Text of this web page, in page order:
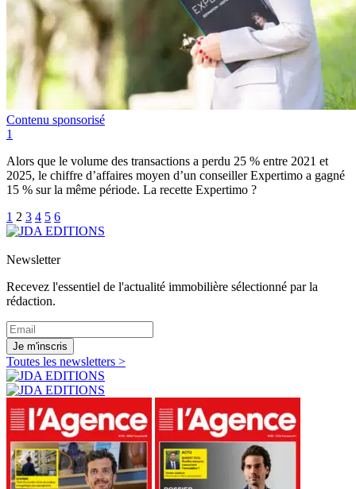
Contenu sponsorisé
1
Alors que le volume des transactions a perdu 25 % entre 2021 et
2025, le chiffre d’affaires moyen d’un conseiller Expertimo a gagné
15 % sur la même période. La recette Expertimo ?
1 2 3 4 5 6
Newsletter
Recevez l'essentiel de l'actualité immobilière sélectionné par la
rédaction.
Je m'inscris
Toutes les newsletters >